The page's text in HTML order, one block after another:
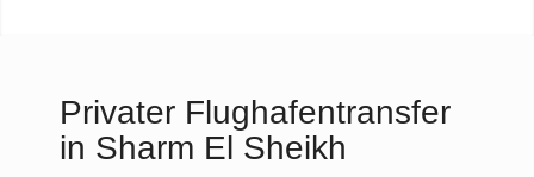
Privater Flughafentransfer
in Sharm El Sheikh